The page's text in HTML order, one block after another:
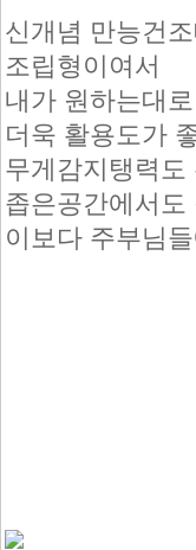
신개념 만능건
조립형이여서
내가 원하는대
더욱 활용도가
무게감지탱력도
좁은공간에서
이보다 주부님